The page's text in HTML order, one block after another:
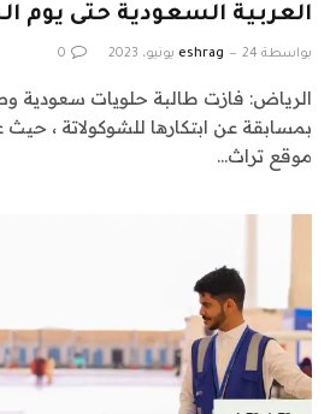
العربية السعودية حتى يوم
بواسطة eshrag 24 يونيو، 2023 0
الرياض: فازت طالبة حلويات سعودية
بمسابقة عن ابتكارها للشوكولاتة ،
موقع تراث…